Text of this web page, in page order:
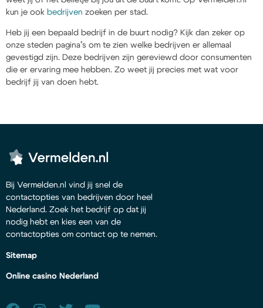
kun je ook bedrijven zoeken per stad.
Heb jij een bepaald bedrijf in de buurt nodig? Kijk dan zeker op
onze steden pagina’s om te zien welke bedrijven er allemaal
gevestigd zijn. Deze bedrijven zijn gereviewd door consumenten
die er ervaring mee hebben. Zo weet jij precies met wat voor
bedrijf jij van doen hebt.
Bij Vermelden.nl vind jij snel de
contactopties van bedrijven door heel
Nederland. Zoek het bedrijf op dat jij
nodig hebt en kies een van de
contactopties om contact op te nemen.
Sitemap
Online casino Nederland